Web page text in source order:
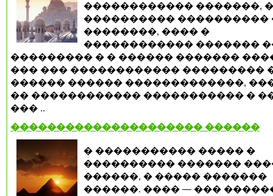
������������ �������,
���������� ����������
��������, ���� �
������������ �������
��������� � � ������ �������
��� ��� ������������ ���������
������ ������ �������������,
�� ������������ ����������� �
��� ..
��������������������� ������
� ����������� ����� �
���������� �������
������, � ����� �������
������. ���� — ���